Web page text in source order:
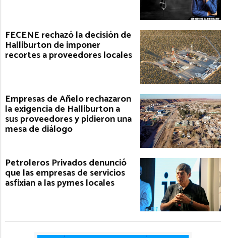
FECENE rechazó la decisión de
Halliburton de imponer
recortes a proveedores locales
Empresas de Añelo rechazaron
la exigencia de Halliburton a
sus proveedores y pidieron una
mesa de diálogo
Petroleros Privados denunció
que las empresas de servicios
asfixian a las pymes locales